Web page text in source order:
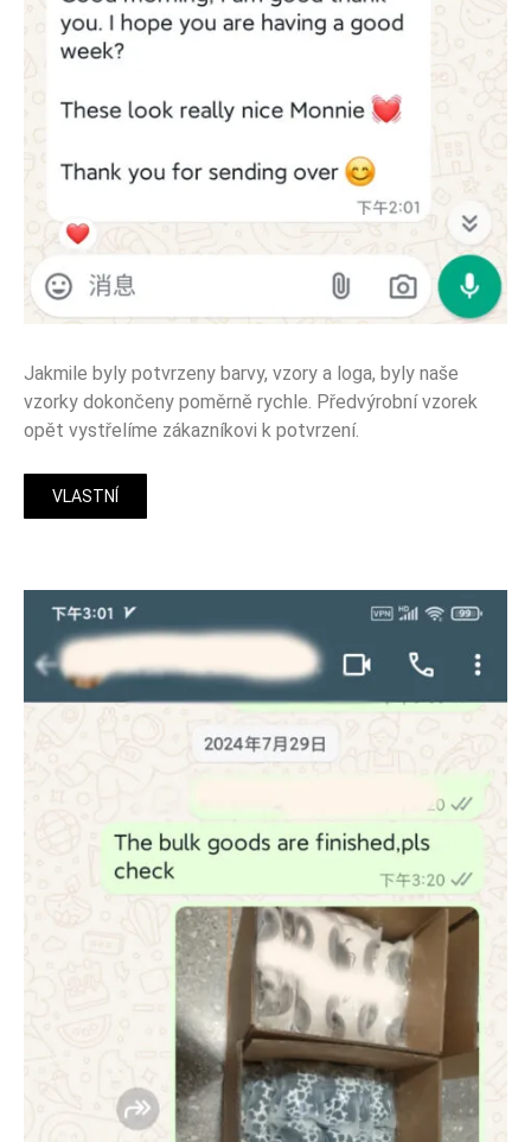
Jakmile byly potvrzeny barvy, vzory a loga, byly naše
vzorky dokončeny poměrně rychle. Předvýrobní vzorek
opět vystřelíme zákazníkovi k potvrzení.
VLASTNÍ